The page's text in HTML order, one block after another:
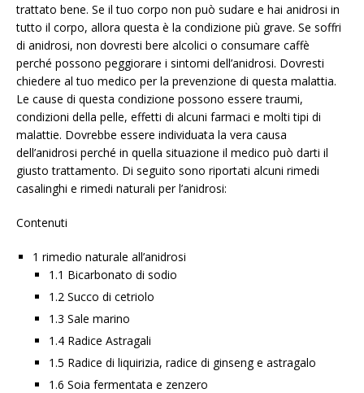
trattato bene. Se il tuo corpo non può sudare e hai anidrosi in
tutto il corpo, allora questa è la condizione più grave. Se soffri
di anidrosi, non dovresti bere alcolici o consumare caffè
perché possono peggiorare i sintomi dell’anidrosi. Dovresti
chiedere al tuo medico per la prevenzione di questa malattia.
Le cause di questa condizione possono essere traumi,
condizioni della pelle, effetti di alcuni farmaci e molti tipi di
malattie. Dovrebbe essere individuata la vera causa
dell’anidrosi perché in quella situazione il medico può darti il ​​
giusto trattamento. Di seguito sono riportati alcuni rimedi
casalinghi e rimedi naturali per l’anidrosi:
Contenuti
1 rimedio naturale all’anidrosi
1.1 Bicarbonato di sodio
1.2 Succo di cetriolo
1.3 Sale marino
1.4 Radice Astragali
1.5 Radice di liquirizia, radice di ginseng e astragalo
1.6 Soia fermentata e zenzero